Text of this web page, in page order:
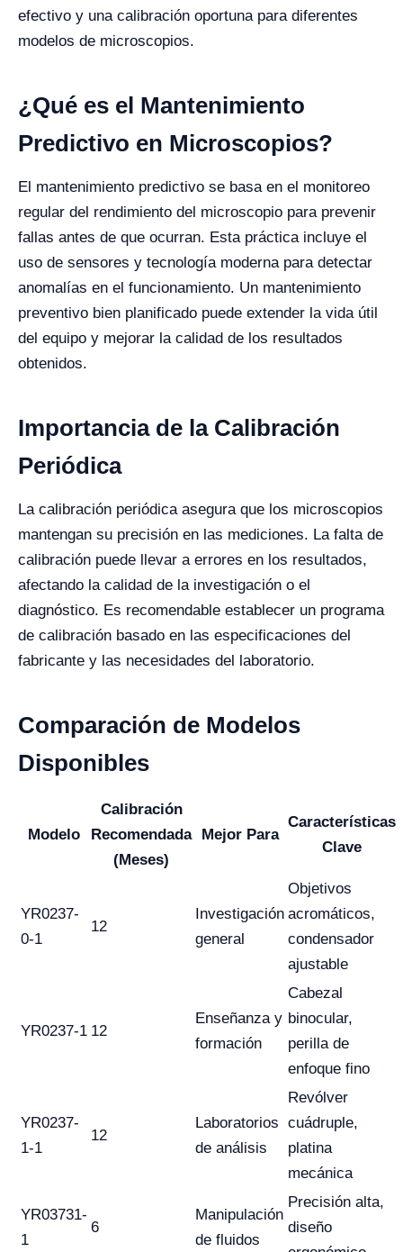
efectivo y una calibración oportuna para diferentes
modelos de microscopios.
¿Qué es el Mantenimiento
Predictivo en Microscopios?
El mantenimiento predictivo se basa en el monitoreo
regular del rendimiento del microscopio para prevenir
fallas antes de que ocurran. Esta práctica incluye el
uso de sensores y tecnología moderna para detectar
anomalías en el funcionamiento. Un mantenimiento
preventivo bien planificado puede extender la vida útil
del equipo y mejorar la calidad de los resultados
obtenidos.
Importancia de la Calibración
Periódica
La calibración periódica asegura que los microscopios
mantengan su precisión en las mediciones. La falta de
calibración puede llevar a errores en los resultados,
afectando la calidad de la investigación o el
diagnóstico. Es recomendable establecer un programa
de calibración basado en las especificaciones del
fabricante y las necesidades del laboratorio.
Comparación de Modelos
Disponibles
Modelo
Calibración
Recomendada
(Meses)
Mejor Para
Características
Clave
YR0237-
0-1
12
Investigación
general
Objetivos
acromáticos,
condensador
ajustable
YR0237-1 12
Enseñanza y
formación
Cabezal
binocular,
perilla de
enfoque fino
YR0237-
1-1
12
Laboratorios
de análisis
Revólver
cuádruple,
platina
mecánica
YR03731-
1
6
Manipulación
de fluidos
Precisión alta,
diseño